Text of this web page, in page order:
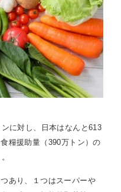
に対し、日本はなんと613
糧援助量（390万トン）の
あり、１つはスーパーや